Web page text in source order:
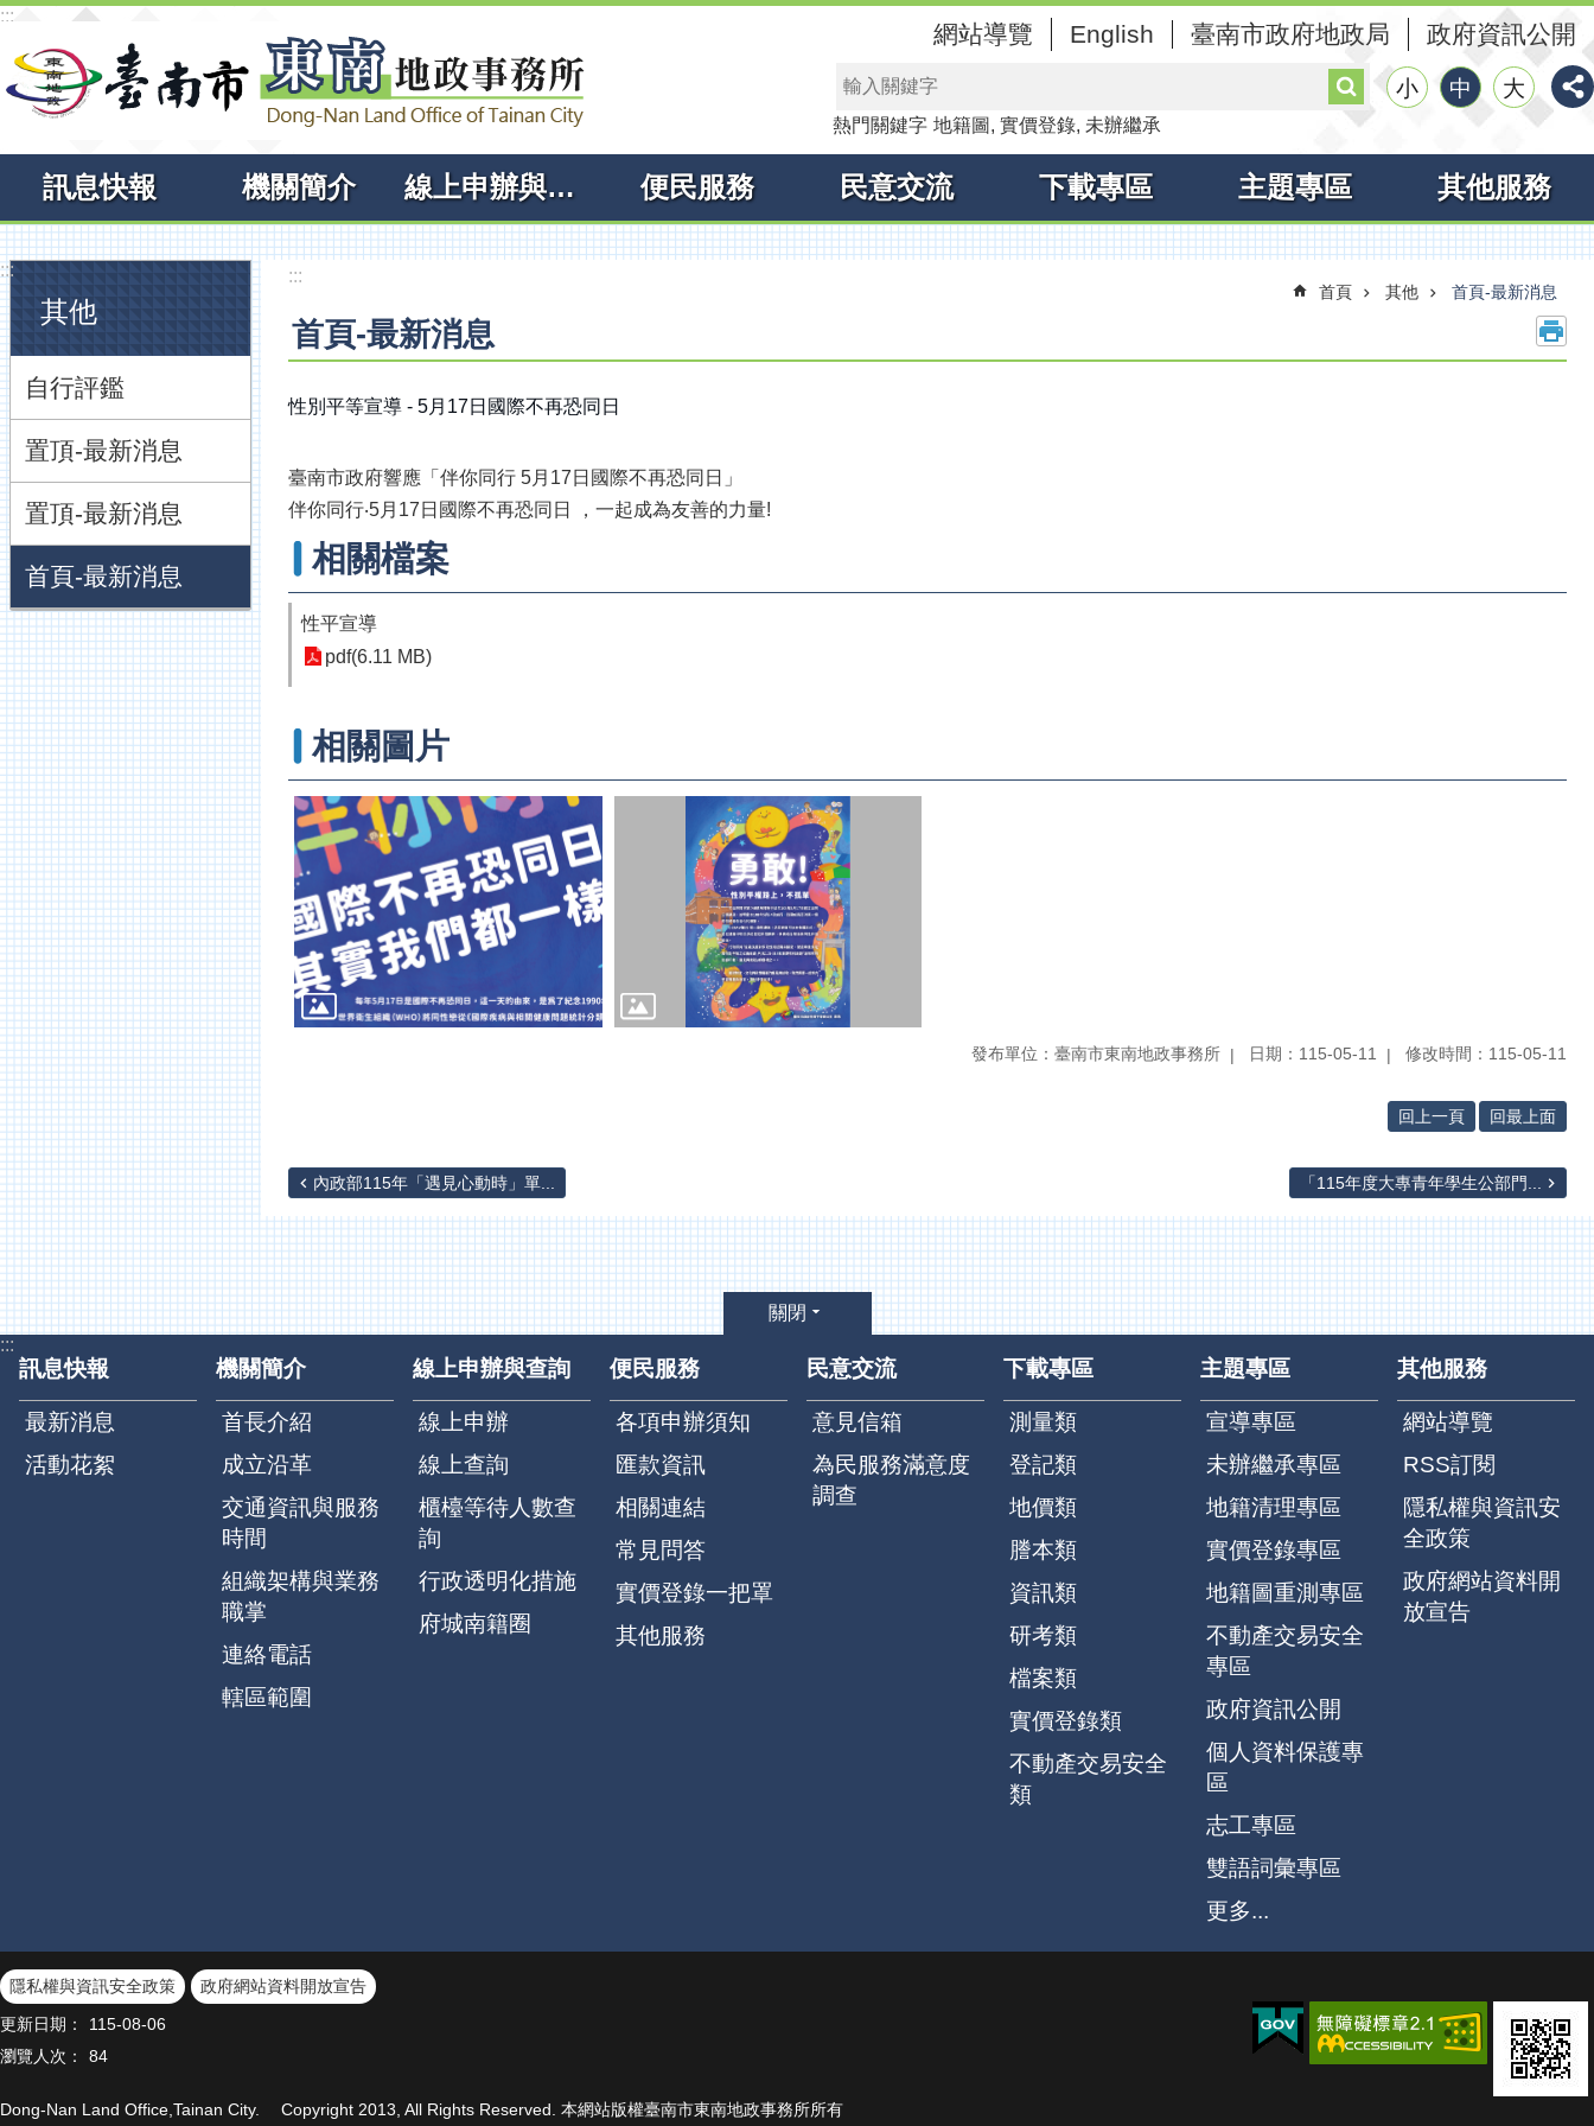
跳到主要內容區塊
:::
網站導覽 English 臺南市政府地政局 政府資訊公開
搜
尋 小 中 大
熱門關鍵字 地籍圖 實價登錄 未辦繼承
訊息快報 機關簡介 線上申辦與查詢 便民服務 民意交流 下載專區 主題專區 其他服務
:::
其他
自行評鑑
置頂-最新消息
置頂-最新消息
首頁-最新消息
:::
首頁 其他 首頁-最新消息
首頁-最新消息
性別平等宣導 - 5月17日國際不再恐同日
臺南市政府響應「伴你同行 5月17日國際不再恐同日」
伴你同行‧5月17日國際不再恐同日 ，一起成為友善的力量!
相關檔案
性平宣導
pdf(6.11 MB)
相關圖片
發布單位：臺南市東南地政事務所 日期：115-05-11 修改時間：115-05-11
回上一頁 回最上面
內政部115年「遇見心動時」單... 「115年度大專青年學生公部門...
關閉
:::
訊息快報
最新消息
活動花絮
機關簡介
首長介紹
成立沿革
交通資訊與服務
時間
組織架構與業務
職掌
連絡電話
轄區範圍
線上申辦與查詢
線上申辦
線上查詢
櫃檯等待人數查
詢
行政透明化措施
府城南籍圈
便民服務
各項申辦須知
匯款資訊
相關連結
常見問答
實價登錄一把罩
其他服務
民意交流
意見信箱
為民服務滿意度
調查
下載專區
測量類
登記類
地價類
謄本類
資訊類
研考類
檔案類
實價登錄類
不動產交易安全
類
主題專區
宣導專區
未辦繼承專區
地籍清理專區
實價登錄專區
地籍圖重測專區
不動產交易安全
專區
政府資訊公開
個人資料保護專
區
志工專區
雙語詞彙專區
更多...
其他服務
網站導覽
RSS訂閱
隱私權與資訊安
全政策
政府網站資料開
放宣告
隱私權與資訊安全政策
政府網站資料開放宣告
更新日期：
115-08-06
瀏覽人次：
84
Dong-Nan Land Office,Tainan City. Copyright 2013, All Rights Reserved. 本網站版權臺南市東南地政事務所所有